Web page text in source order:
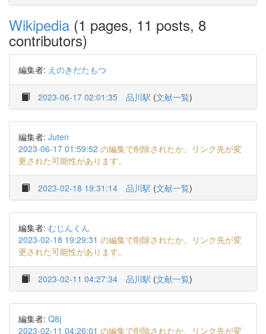
Wikipedia (1 pages, 11 posts, 8
contributors)
編集者: えのきだたもつ
2023-06-17 02:01:35 品川駅 (文献一覧)
編集者: Juten
2023-06-17 01:59:52 の編集で削除されたか、リンク先が変
更された可能性があります。
2023-02-18 19:31:14 品川駅 (文献一覧)
編集者: むじんくん
2023-02-18 19:29:31 の編集で削除されたか、リンク先が変
更された可能性があります。
2023-02-11 04:27:34 品川駅 (文献一覧)
編集者: Q8j
2023-02-11 04:26:01 の編集で削除されたか、リンク先が変